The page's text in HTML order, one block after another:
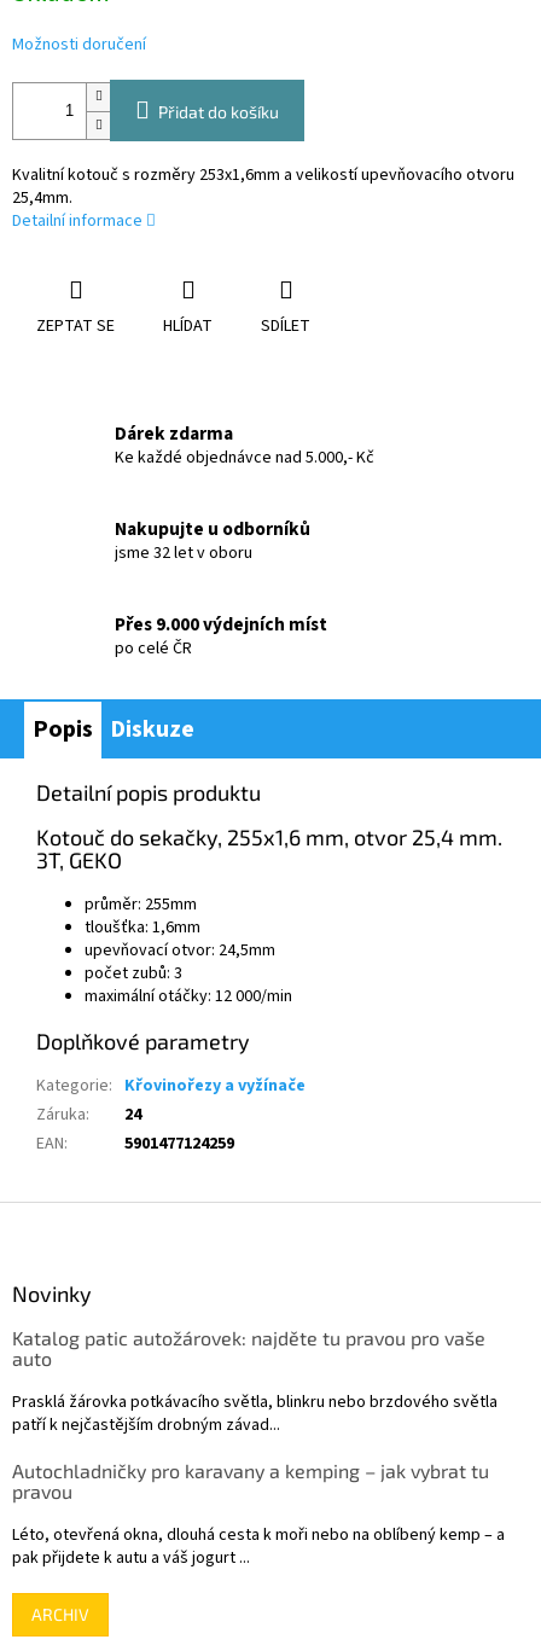
Možnosti doručení
Přidat do košíku
Kvalitní kotouč s rozměry 253x1,6mm a velikostí upevňovacího otvoru
25,4mm.
Detailní informace
ZEPTAT SE HLÍDAT SDÍLET
Dárek zdarma
Ke každé objednávce nad 5.000,- Kč
Nakupujte u odborníků
jsme 32 let v oboru
Přes 9.000 výdejních míst
po celé ČR
Popis Diskuze
Detailní popis produktu
Kotouč do sekačky, 255x1,6 mm, otvor 25,4 mm.
3T, GEKO
průměr: 255mm
tloušťka: 1,6mm
upevňovací otvor: 24,5mm
počet zubů: 3
maximální otáčky: 12 000/min
Doplňkové parametry
Kategorie: Křovinořezy a vyžínače
Záruka:
24
EAN: 5901477124259
Novinky
Katalog patic autožárovek: najděte tu pravou pro vaše
auto
Prasklá žárovka potkávacího světla, blinkru nebo brzdového světla
patří k nejčastějším drobným závad...
Autochladničky pro karavany a kemping – jak vybrat tu
pravou
Léto, otevřená okna, dlouhá cesta k moři nebo na oblíbený kemp – a
pak přijdete k autu a váš jogurt ...
ARCHIV